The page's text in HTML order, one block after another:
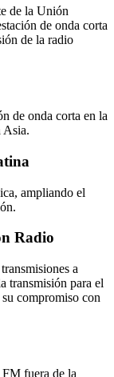
de la Unión
de onda corta
de la radio
de onda corta en la
Asia.
ampliando el
Radio
a
transmisión para el
compromiso con
fuera de la